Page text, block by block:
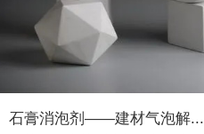
石膏消泡剂——建材气泡解...